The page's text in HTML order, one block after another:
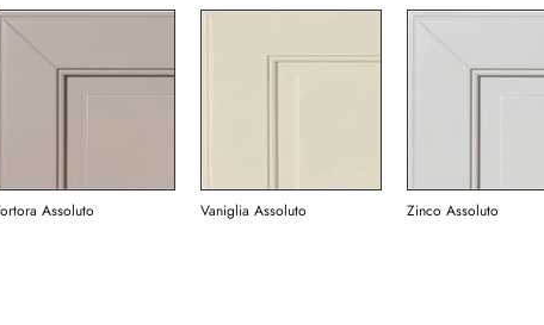
Assoluto Vaniglia Assoluto Zinco Assoluto